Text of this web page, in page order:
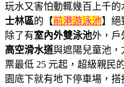
玩水又害怕動輒幾百上千
士林區的【前港游泳池】絕
除了有室內外雙泳池外，戶
高空滑水道與遮陽兒童池，
票最低 25 元起，超級親民
園底下就有地下停車場，